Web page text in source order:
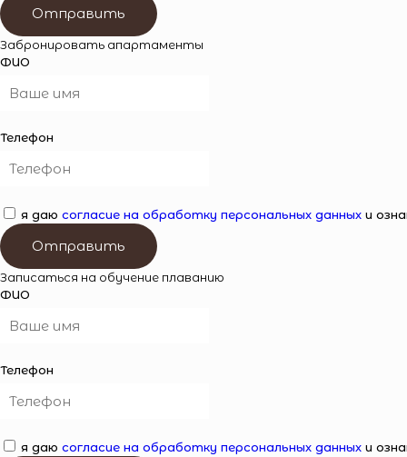
Отправить
Забронировать апартаменты
ФИО
Телефон
я даю согласие на обработку персональных данных и
Отправить
Записаться на обучение плаванию
ФИО
Телефон
я даю согласие на обработку персональных данных и